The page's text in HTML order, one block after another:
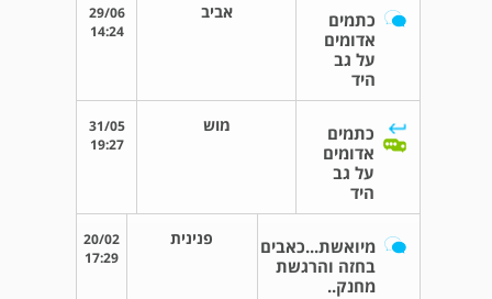
כתמים
אדומים
על גב
היד
אביב
29/06
14:24
כתמים
אדומים
על גב
היד
מוש
31/05
19:27
מיואשת...כאבים
בחזה והרגשת
מחנק..
פנינית
20/02
17:29